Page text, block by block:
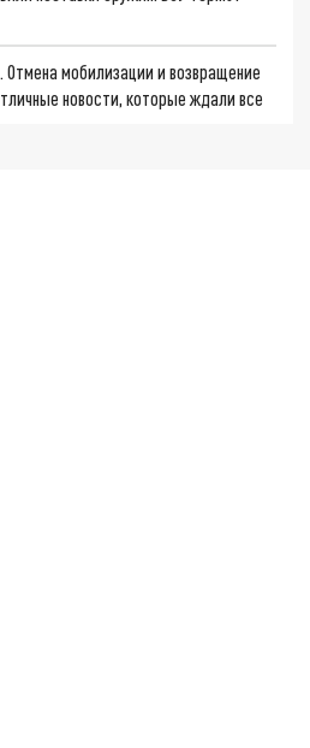
Отмена мобилизации и возвращение
новости, которые ждали все